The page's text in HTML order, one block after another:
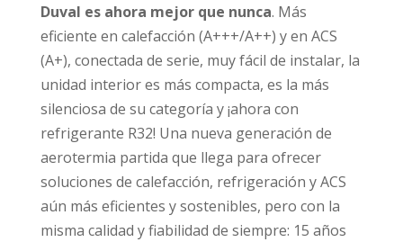
Duval es ahora mejor que nunca. Más
eficiente en calefacción (A+++/A++) y en ACS
(A+), conectada de serie, muy fácil de instalar, la
unidad interior es más compacta, es la más
silenciosa de su categoría y ¡ahora con
refrigerante R32! Una nueva generación de
aerotermia partida que llega para ofrecer
soluciones de calefacción, refrigeración y ACS
aún más eficientes y sostenibles, pero con la
misma calidad y fiabilidad de siempre: 15 años